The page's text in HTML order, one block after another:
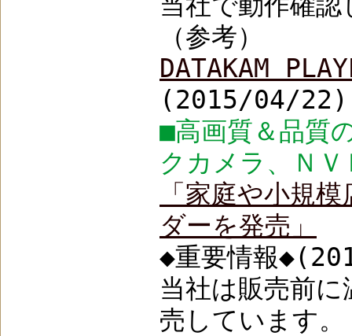
（参考）
DATAKAM
(2015/04/22)
■高画質＆品質
クカメラ、Ｎ
「家庭や小規
ダーを発売」
◆重要情報
当社は販売前
売しています。